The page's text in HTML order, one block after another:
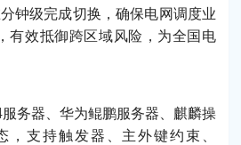
钟级完成切换，确保电网调度业
有效抵御跨区域风险，为全国电
务器、华为鲲鹏服务器、麒麟操
，支持触发器、主外键约束、